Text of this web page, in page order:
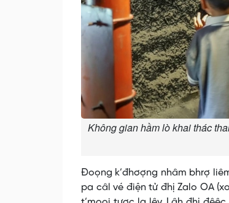
Không gian hầm lò khai thác
Đoọng k’đhơợng nhâm bhrợ
pa câl vé điện tử đhị Zalo OA